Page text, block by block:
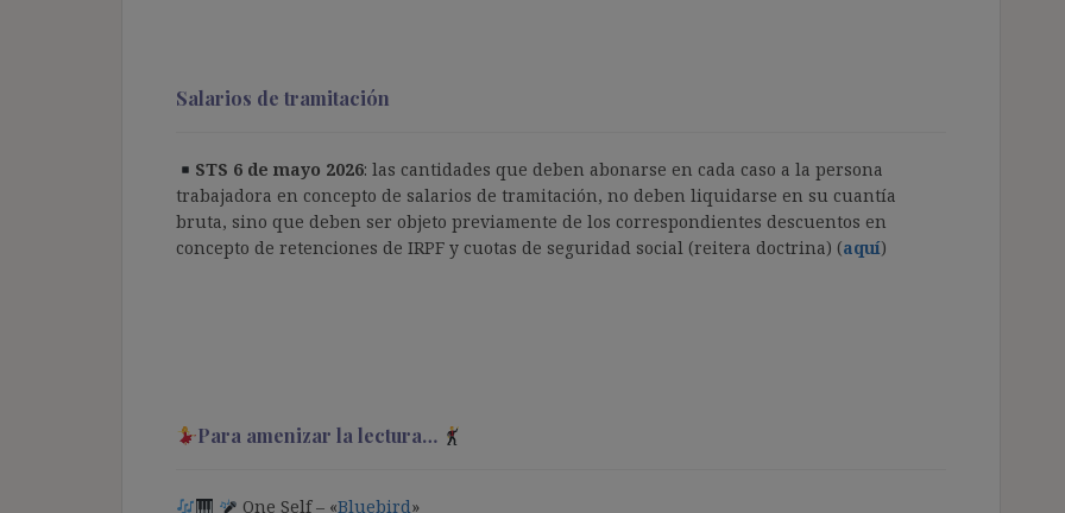
Salarios de tramitación
STS 6 de mayo 2026: las cantidades que deben abonarse en cada caso a la persona
trabajadora en concepto de salarios de tramitación, no deben liquidarse en su cuantía
bruta, sino que deben ser objeto previamente de los correspondientes descuentos en
concepto de retenciones de IRPF y cuotas de seguridad social (reitera doctrina) (aquí)
Para amenizar la lectura…
One Self – «Bluebird»